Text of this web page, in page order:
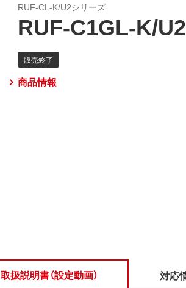
RUF-CL-K/U2シリーズ
RUF-C1GL-K/U2
商品情報
取扱説明書（設定動画） 対応